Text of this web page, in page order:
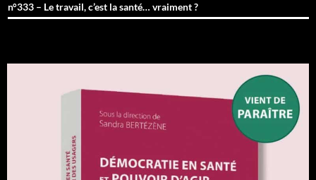
n°333 – Le travail, c’est la santé… vraiment ?